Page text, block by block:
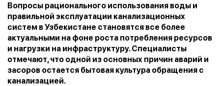
Вопросы рационального использования воды и
правильной эксплуатации канализационных
систем в Узбекистане становятся все более
актуальными на фоне роста потребления ресурсов
и нагрузки на инфраструктуру. Специалисты
отмечают, что одной из основных причин аварий и
засоров остается бытовая культура обращения с
канализацией.